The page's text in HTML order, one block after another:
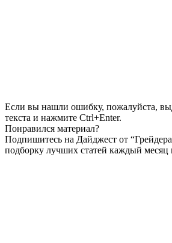
Если вы нашли ошибку, пожалуйста,
текста и нажмите Ctrl+Enter.
Понравился материал?
Подпишитесь на Дайджест от
подборку лучших статей каждый месяц